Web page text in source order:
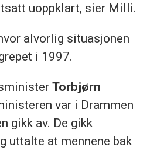
uoppklart, sier Milli.
alvorlig situasjonen
i 1997.
Torbjørn
var i Drammen
gikk av. De gikk
uttalte at mennene bak